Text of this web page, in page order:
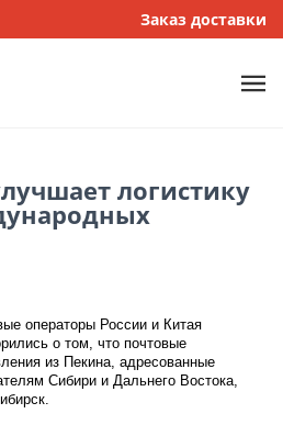
Заказ доставки
логистику
операторы России и Китая
о том, что почтовые
из Пекина, адресованные
Сибири и Дальнего Востока,